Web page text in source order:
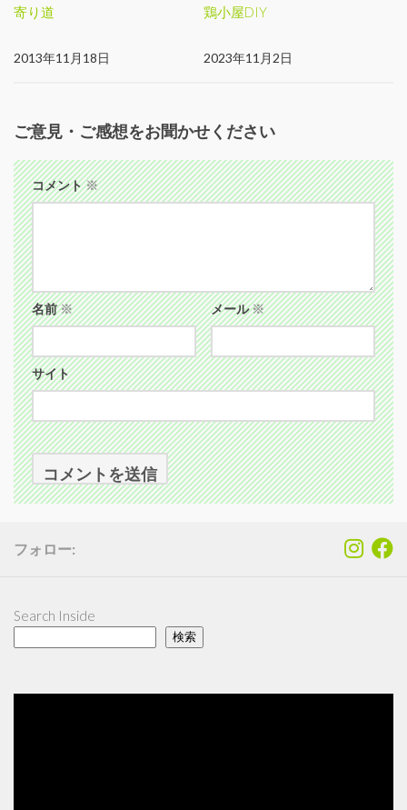
寄り道
2013年11月18日
鶏小屋DIY
2023年11月2日
ご意見・ご感想をお聞かせください
コメント※
名前※ メール※
サイト
フォロー:
Search Inside
検索